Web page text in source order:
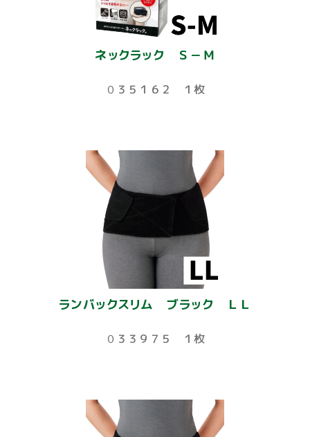
ネックラック Ｓ－Ｍ
０３５１６２ １枚
ランバックスリム ブラック ＬＬ
０３３９７５ １枚